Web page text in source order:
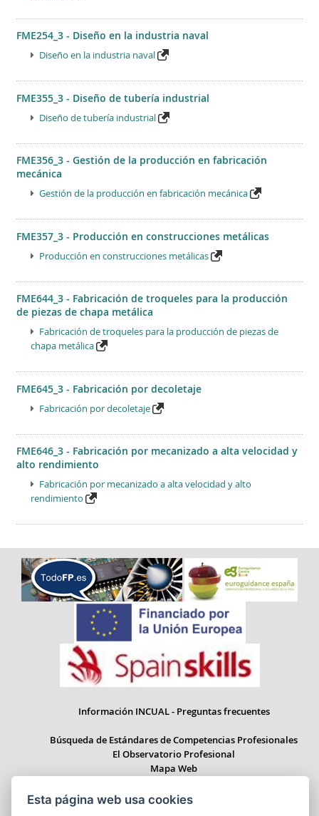
FME254_3 - Diseño en la industria naval
Diseño en la industria naval
FME355_3 - Diseño de tubería industrial
Diseño de tubería industrial
FME356_3 - Gestión de la producción en fabricación
mecánica
Gestión de la producción en fabricación mecánica
FME357_3 - Producción en construcciones metálicas
Producción en construcciones metálicas
FME644_3 - Fabricación de troqueles para la producción
de piezas de chapa metálica
Fabricación de troqueles para la producción de piezas de
chapa metálica
FME645_3 - Fabricación por decoletaje
Fabricación por decoletaje
FME646_3 - Fabricación por mecanizado a alta velocidad y
alto rendimiento
Fabricación por mecanizado a alta velocidad y alto
rendimiento
Información INCUAL - Preguntas frecuentes
Búsqueda de Estándares de Competencias Profesionales
El Observatorio Profesional
Mapa Web
Esta página web usa cookies